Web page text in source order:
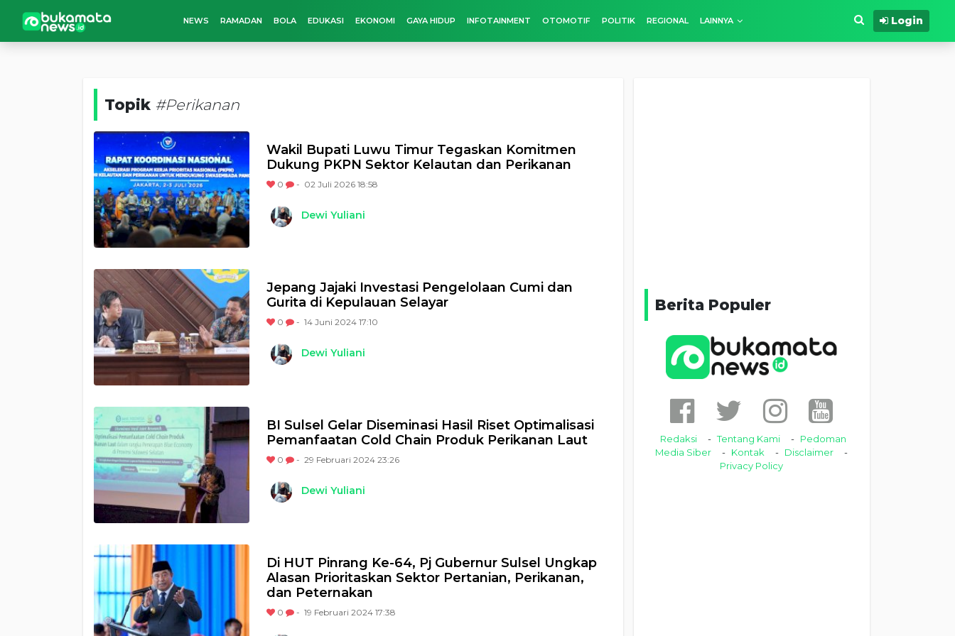
NEWS RAMADAN BOLA EDUKASI EKONOMI GAYA HIDUP INFOTAINMENT OTOMOTIF POLITIK REGIONAL LAINNYA Login
Topik #Perikanan
Wakil Bupati Luwu Timur Tegaskan Komitmen
Dukung PKPN Sektor Kelautan dan Perikanan
0 - 02 Juli 2026 18:58
Dewi Yuliani
Jepang Jajaki Investasi Pengelolaan Cumi dan
Gurita di Kepulauan Selayar
0 - 14 Juni 2024 17:10
Dewi Yuliani
BI Sulsel Gelar Diseminasi Hasil Riset Optimalisasi
Pemanfaatan Cold Chain Produk Perikanan Laut
0 - 29 Februari 2024 23:26
Dewi Yuliani
Di HUT Pinrang Ke-64, Pj Gubernur Sulsel Ungkap
Alasan Prioritaskan Sektor Pertanian, Perikanan,
dan Peternakan
0 - 19 Februari 2024 17:38
Berita Populer
Redaksi Tentang Kami
Pedoman
Media Siber
Kontak
Disclaimer
Privacy Policy